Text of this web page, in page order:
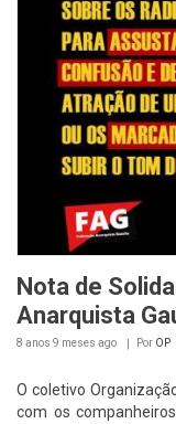
Nota de
Anarquista
8 anos 9 meses ago Por OP
O coletivo
com os